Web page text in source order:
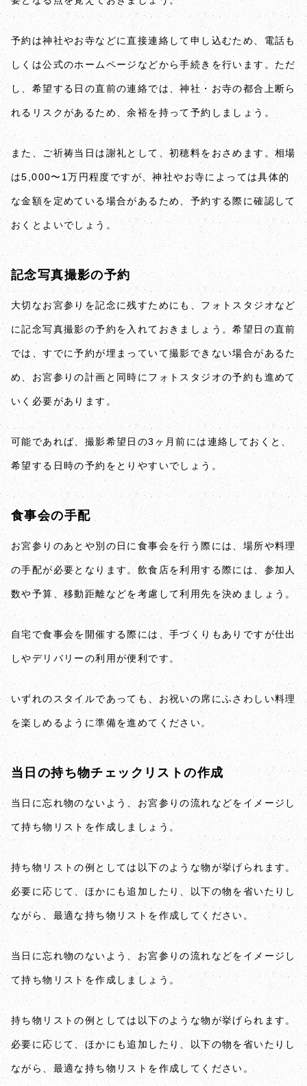
予約は神社やお寺などに直接連絡して申し込むため、電話も
しくは公式のホームページなどから手続きを行います。ただ
し、希望する日の直前の連絡では、神社・お寺の都合上断ら
れるリスクがあるため、余裕を持って予約しましょう。
また、ご祈祷当日は謝礼として、初穂料をおさめます。相場
は5,000〜1万円程度ですが、神社やお寺によっては具体的
な金額を定めている場合があるため、予約する際に確認して
おくとよいでしょう。
記念写真撮影の予約
大切なお宮参りを記念に残すためにも、フォトスタジオなど
に記念写真撮影の予約を入れておきましょう。希望日の直前
では、すでに予約が埋まっていて撮影できない場合があるた
め、お宮参りの計画と同時にフォトスタジオの予約も進めて
いく必要があります。
可能であれば、撮影希望日の3ヶ月前には連絡しておくと、
希望する日時の予約をとりやすいでしょう。
食事会の手配
お宮参りのあとや別の日に食事会を行う際には、場所や料理
の手配が必要となります。飲食店を利用する際には、参加人
数や予算、移動距離などを考慮して利用先を決めましょう。
自宅で食事会を開催する際には、手づくりもありですが仕出
しやデリバリーの利用が便利です。
いずれのスタイルであっても、お祝いの席にふさわしい料理
を楽しめるように準備を進めてください。
当日の持ち物チェックリストの作成
当日に忘れ物のないよう、お宮参りの流れなどをイメージし
て持ち物リストを作成しましょう。
持ち物リストの例としては以下のような物が挙げられます。
必要に応じて、ほかにも追加したり、以下の物を省いたりし
ながら、最適な持ち物リストを作成してください。
当日に忘れ物のないよう、お宮参りの流れなどをイメージし
て持ち物リストを作成しましょう。
持ち物リストの例としては以下のような物が挙げられます。
必要に応じて、ほかにも追加したり、以下の物を省いたりし
ながら、最適な持ち物リストを作成してください。